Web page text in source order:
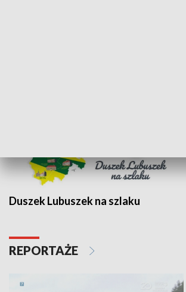
Duszek Lubuszek na szlaku
REPORTAŻE